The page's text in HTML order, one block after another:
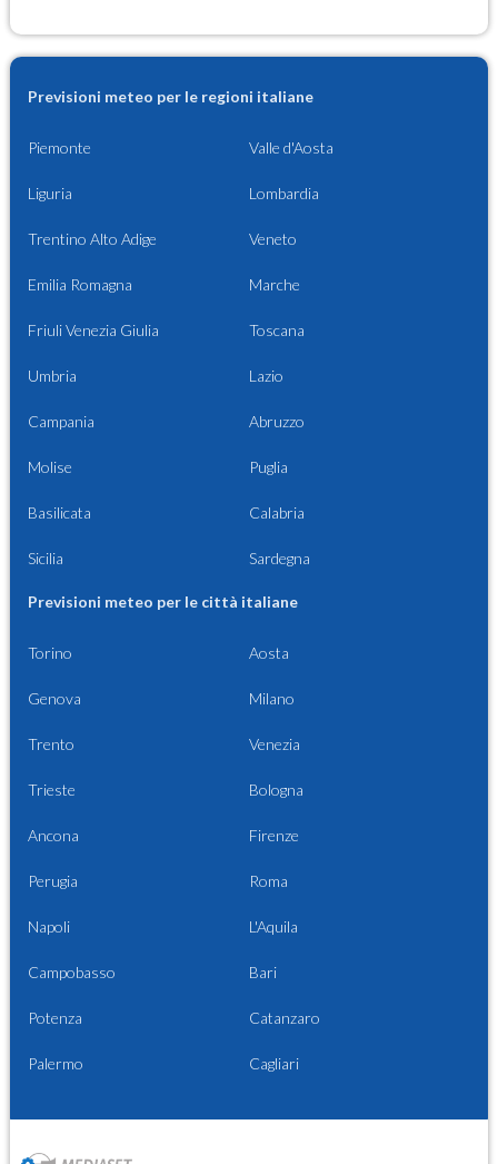
Previsioni meteo per le regioni italiane
Piemonte Valle d'Aosta
Liguria Lombardia
Trentino Alto Adige Veneto
Emilia Romagna Marche
Friuli Venezia Giulia Toscana
Umbria Lazio
Campania Abruzzo
Molise Puglia
Basilicata Calabria
Sicilia Sardegna
Previsioni meteo per le città italiane
Torino Aosta
Genova Milano
Trento Venezia
Trieste Bologna
Ancona Firenze
Perugia Roma
Napoli L'Aquila
Campobasso Bari
Potenza Catanzaro
Palermo Cagliari